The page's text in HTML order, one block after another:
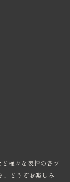
ど様々な表情の各プ
、どうぞお楽しみ